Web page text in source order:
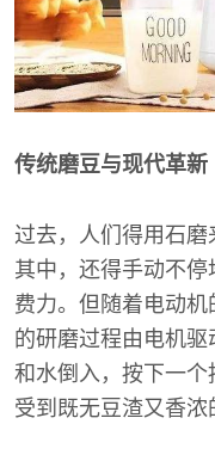
传统磨豆与现代革新
过去，人们得用石
其中，还得手动不
费力。但随着电动
的研磨过程由电机
和水倒入，按下一
受到既无豆渣又香浓